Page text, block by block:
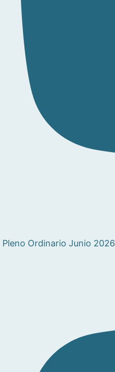
Pleno Ordinario Junio 2026